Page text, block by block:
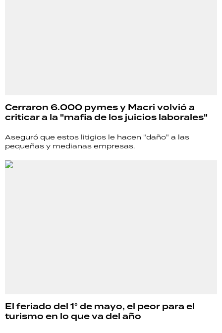
Cerraron 6.000 pymes y Macri volvió a
criticar a la "mafia de los juicios laborales"
Aseguró que estos litigios le hacen "daño" a las
pequeñas y medianas empresas.
El feriado del 1° de mayo, el peor para el
turismo en lo que va del año